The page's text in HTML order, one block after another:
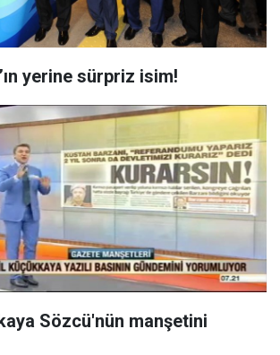
yerine sürpriz isim!
Sözcü'nün manşetini